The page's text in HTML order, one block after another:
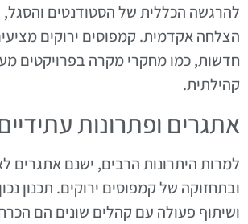
להרגשה הכללית של הסטודנטים
הצלחה אקדמית. קמפוסים ירוקים מציעים
חדשות, כמו מחקרי מקרה בפרויקטים
קהילתית.
אתגרים ופתרונות
למרות היתרונות הרבים, ישנם אתגרים
ובתחזוקה של קמפוסים ירוקים. תכנון
ושיתוף פעולה עם קהלים שונים הם